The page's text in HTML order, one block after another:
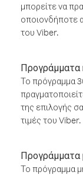
μπορείτε να
οποιονδήποτε
του Viber.
Προγράμματα
Το πρόγραμμα
της επιλογής
τιμές του Viber.
Προγράμματα
Το πρόγραμμα